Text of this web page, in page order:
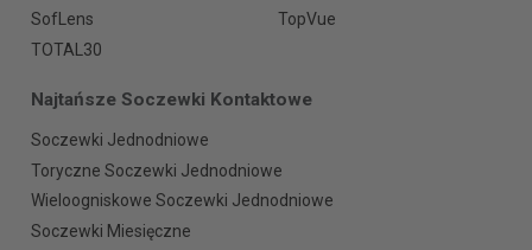
SofLens
TopVue
TOTAL30
Najtańsze Soczewki Kontaktowe
Soczewki Jednodniowe
Toryczne Soczewki Jednodniowe
Wieloogniskowe Soczewki Jednodniowe
Soczewki Miesięczne